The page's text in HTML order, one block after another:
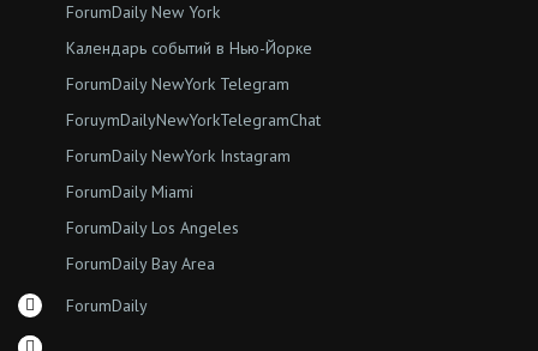
ForumDaily New York
Календарь событий в Нью-Йорке
ForumDaily NewYork Telegram
ForuymDailyNewYorkTelegramChat
ForumDaily NewYork Instagram
ForumDaily Miami
ForumDaily Los Angeles
ForumDaily Bay Area
ForumDaily